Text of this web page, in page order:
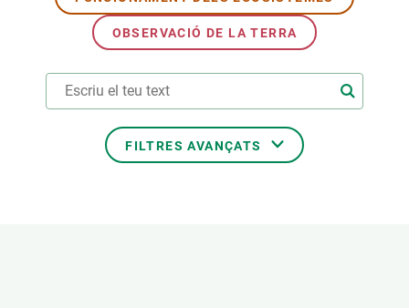
OBSERVACIÓ DE LA TERRA
FILTRES AVANÇATS